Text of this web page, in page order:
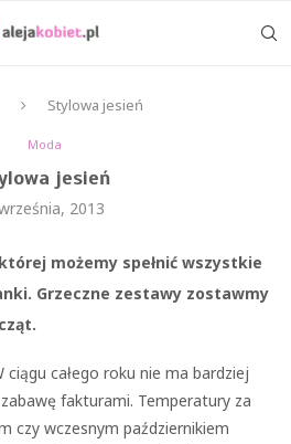
Stylowa jesień
Moda
jesień
2013
możemy spełnić wszystkie
Grzeczne zestawy zostawmy
ciągu całego roku nie ma bardziej
fakturami. Temperatury za
czy wczesnym październikiem